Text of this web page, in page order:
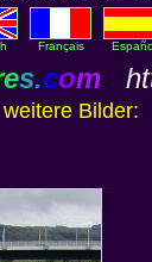
Français
es.com
Bilder: